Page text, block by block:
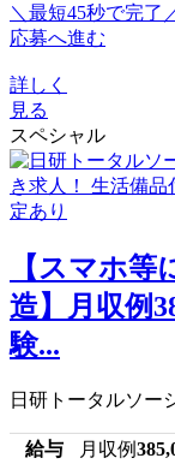
＼最短45秒で完了
応募へ進む
詳しく
見る
スペシャル
【スマホ
造】月収例
験...
日研トータルソー
給与 月収例